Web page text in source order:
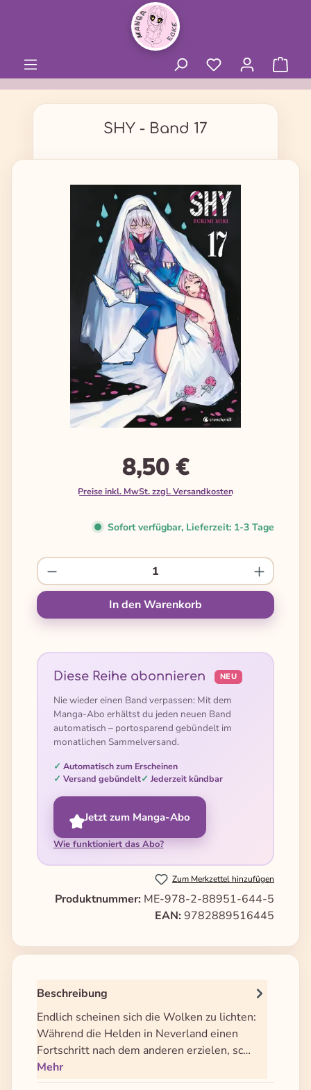
SHY - Band 17
Bildergalerie überspringen
8,50 €
Preise inkl. MwSt. zzgl. Versandkosten
Sofort verfügbar, Lieferzeit: 1-3 Tage
Produkt Anzahl: Gib den gewünschten
In den Warenkorb
Diese Reihe abonnieren NEU
Nie wieder einen Band verpassen: Mit dem
Manga-Abo erhältst du jeden neuen Band
automatisch – portosparend gebündelt im
monatlichen Sammelversand.
Automatisch zum Erscheinen
Versand gebündelt
Jederzeit kündbar
Jetzt zum Manga-Abo
Wie funktioniert das Abo?
Zum Merkzettel hinzufügen
Produktnummer: ME-978-2-88951-644-5
EAN: 9782889516445
Beschreibung
Endlich scheinen sich die Wolken zu lichten:
Während die Helden in Neverland einen
Fortschritt nach dem anderen erzielen, sc…
Mehr